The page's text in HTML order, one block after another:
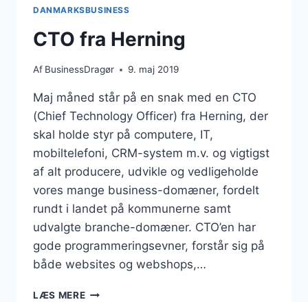
DANMARKSBUSINESS
CTO fra Herning
Af BusinessDragør 9. maj 2019
Maj måned står på en snak med en CTO
(Chief Technology Officer) fra Herning, der
skal holde styr på computere, IT,
mobiltelefoni, CRM-system m.v. og vigtigst
af alt producere, udvikle og vedligeholde
vores mange business-domæner, fordelt
rundt i landet på kommunerne samt
udvalgte branche-domæner. CTO’en har
gode programmeringsevner, forstår sig på
både websites og webshops,…
LÆS MERECTO